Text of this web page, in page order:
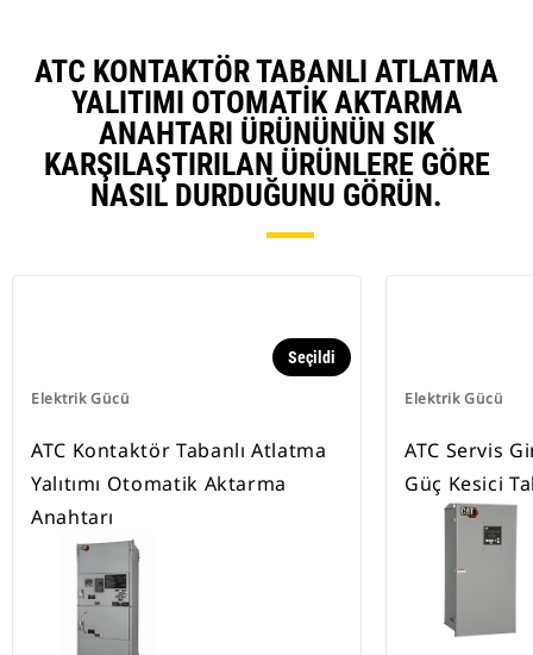
ATC KONTAKTÖR TABANLI ATLATMA
YALITIMI OTOMATIK AKTARMA
ANAHTARI ÜRÜNÜNÜN SIK
KARŞILAŞTIRILAN ÜRÜNLERE GÖRE
NASIL DURDUĞUNU GÖRÜN.
Elektrik Gücü
Seçildi
ATC Kontaktör Tabanlı Atlatma
Yalıtımı Otomatik Aktarma
Anahtarı
Elektrik Gücü
ATC Servis
Güç Kesici